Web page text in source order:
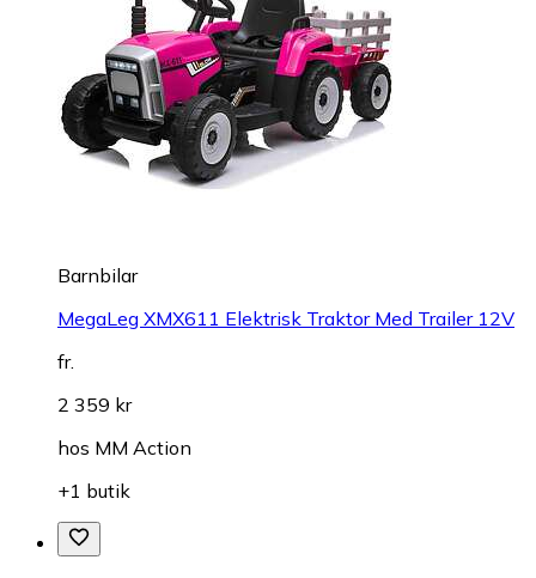
Barnbilar
MegaLeg XMX611 Elektrisk Traktor Med Trailer 12V
fr.
2 359 kr
hos MM Action
+1 butik